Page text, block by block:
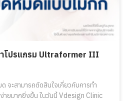
ำโปรแกรม Ultraformer III
จะสามารถตัดสินใจเกี่ยวกับการทำ
ายมากยิ่งขึ้น ในวันนี้ Vdesign Clinic